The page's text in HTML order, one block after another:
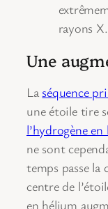
rayons
Une
La séquence
une étoile tire
l’hydrogène
ne sont
temps passe
centre de
en hélium